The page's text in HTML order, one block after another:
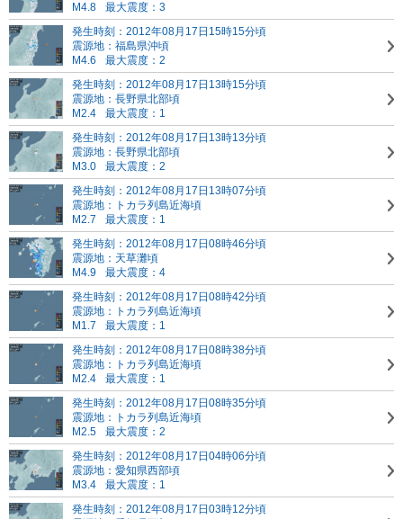
M4.8
最大震度：3
発生時刻：2012年08月17日15時15分頃
震源地：福島県沖頃
M4.6
最大震度：2
発生時刻：2012年08月17日13時15分頃
震源地：長野県北部頃
M2.4
最大震度：1
発生時刻：2012年08月17日13時13分頃
震源地：長野県北部頃
M3.0
最大震度：2
発生時刻：2012年08月17日13時07分頃
震源地：トカラ列島近海頃
M2.7
最大震度：1
発生時刻：2012年08月17日08時46分頃
震源地：天草灘頃
M4.9
最大震度：4
発生時刻：2012年08月17日08時42分頃
震源地：トカラ列島近海頃
M1.7
最大震度：1
発生時刻：2012年08月17日08時38分頃
震源地：トカラ列島近海頃
M2.4
最大震度：1
発生時刻：2012年08月17日08時35分頃
震源地：トカラ列島近海頃
M2.5
最大震度：2
発生時刻：2012年08月17日04時06分頃
震源地：愛知県西部頃
M3.4
最大震度：1
発生時刻：2012年08月17日03時12分頃